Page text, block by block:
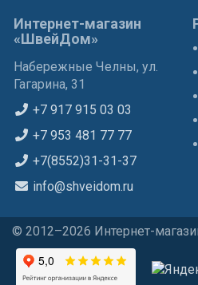
Интернет-магазин
«ШвейДом»
Набережные Челны, ул.
Гагарина, 31
+7 917 915 03 03
+7 953 481 77 77
+7(8552)31-31-37
info@shveidom.ru
© 2012–2026 Интернет-